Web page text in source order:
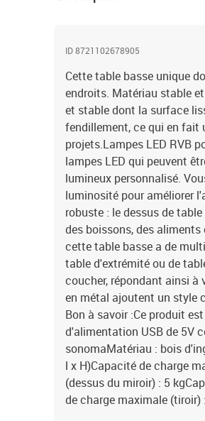
ID 8721102678905
Cette table basse unique
endroits. Matériau stable
et stable dont la surface
fendillement, ce qui en fait
projets.Lampes LED RVB
lampes LED qui peuvent
lumineux personnalisé.
luminosité pour améliorer
robuste : le dessus de
des boissons, des
cette table basse a de
table d'extrémité ou de
coucher, répondant ainsi à
en métal ajoutent un style
Bon à savoir :Ce produit
d'alimentation USB de 5V
sonomaMatériau : bois
l x H)Capacité de charge
(dessus du miroir) : 5
de charge maximale (tiroir)